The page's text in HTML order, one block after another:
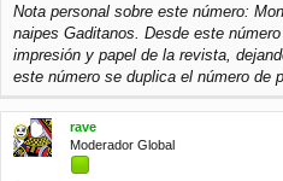
Nota personal sobre este número:
naipes Gaditanos. Desde este
impresión y papel de la revista,
este número se duplica el número de
rave
Moderador Global